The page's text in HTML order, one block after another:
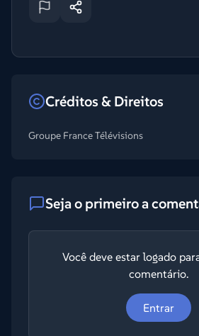
Créditos & Direitos
Groupe France Télévisions
Seja o primeiro a
Você deve estar logado
comentário.
Entrar